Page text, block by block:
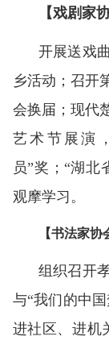
【戏剧家
开展送戏
乡活动；召开
会换届；现代
艺术节展演
员”奖；“湖北
观摩学习。
【书法家协
组织召开
与“我们的中
进社区、进机